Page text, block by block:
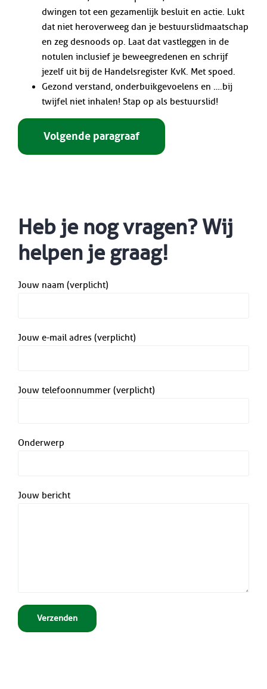
dwingen tot een gezamenlijk besluit en actie. Lukt
dat niet heroverweeg dan je bestuurslidmaatschap
en zeg desnoods op. Laat dat vastleggen in de
notulen inclusief je beweegredenen en schrijf
jezelf uit bij de Handelsregister KvK. Met spoed.
Gezond verstand, onderbuikgevoelens en ….bij
twijfel niet inhalen! Stap op als bestuurslid!
Volgende paragraaf
Heb je nog vragen? Wij
helpen je graag!
Jouw naam (verplicht)
Jouw e-mail adres (verplicht)
Jouw telefoonnummer (verplicht)
Onderwerp
Jouw bericht